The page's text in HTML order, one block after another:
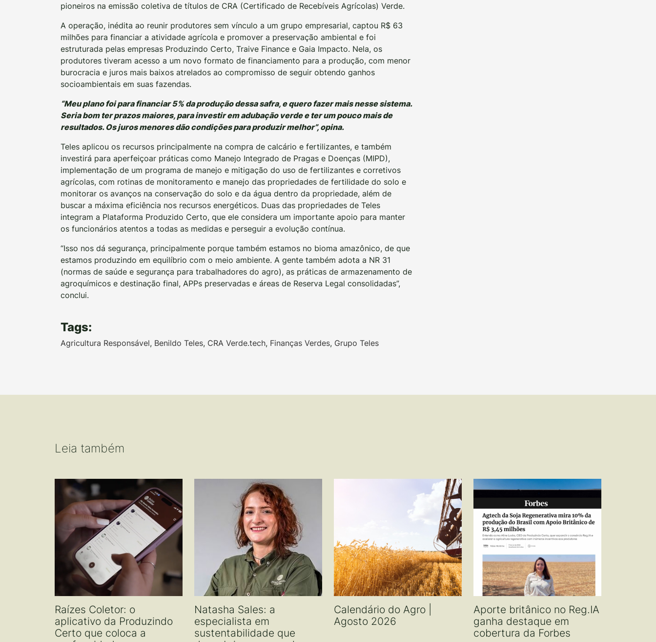
pioneiros na emissão coletiva de títulos de CRA (Certificado de Recebíveis Agrícolas) Verde.
A operação, inédita ao reunir produtores sem vínculo a um grupo empresarial, captou R$ 63
milhões para financiar a atividade agrícola e promover a preservação ambiental e foi
estruturada pelas empresas Produzindo Certo, Traive Finance e Gaia Impacto. Nela, os
produtores tiveram acesso a um novo formato de financiamento para a produção, com menor
burocracia e juros mais baixos atrelados ao compromisso de seguir obtendo ganhos
socioambientais em suas fazendas.
“Meu plano foi para financiar 5% da produção dessa safra, e quero fazer mais nesse sistema.
Seria bom ter prazos maiores, para investir em adubação verde e ter um pouco mais de
resultados. Os juros menores dão condições para produzir melhor”, opina.
Teles aplicou os recursos principalmente na compra de calcário e fertilizantes, e também
investirá para aperfeiçoar práticas como Manejo Integrado de Pragas e Doenças (MIPD),
implementação de um programa de manejo e mitigação do uso de fertilizantes e corretivos
agrícolas, com rotinas de monitoramento e manejo das propriedades de fertilidade do solo e
monitorar os avanços na conservação do solo e da água dentro da propriedade, além de
buscar a máxima eficiência nos recursos energéticos. Duas das propriedades de Teles
integram a Plataforma Produzido Certo, que ele considera um importante apoio para manter
os funcionários atentos a todas as medidas e perseguir a evolução contínua.
“Isso nos dá segurança, principalmente porque também estamos no bioma amazônico, de que
estamos produzindo em equilíbrio com o meio ambiente. A gente também adota a NR 31
(normas de saúde e segurança para trabalhadores do agro), as práticas de armazenamento de
agroquímicos e destinação final, APPs preservadas e áreas de Reserva Legal consolidadas”,
conclui.
Tags:
Agricultura Responsável, Benildo Teles, CRA Verde.tech, Finanças Verdes, Grupo Teles
Leia também
Raízes Coletor: o
aplicativo da Produzindo
Certo que coloca a
Natasha Sales: a
especialista em
sustentabilidade que
Calendário do Agro |
Agosto 2026
Aporte britânico no Reg.IA
ganha destaque em
cobertura da Forbes